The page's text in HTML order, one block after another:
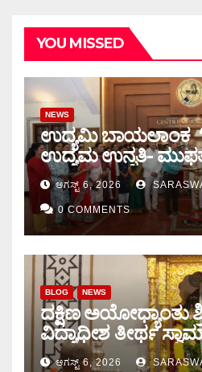
YOU MISSED
NEWS
ಉದ್ಯಮಿ ಬಾಯಲಾಂಕ
ಉದ್ಯಮ ಉನ್ನತಿ-
ಆಗಸ್ಟ್ 6, 2026
0 COMMENTS
BLOG NEWS
ದಕ್ಷಿಣ ಅಯೋಧ್ಯಾಂತು
ವಿದ್ಯಾಧೀಶ ತೀರ್ಥ
ಚಾತುರ್ಮಾಸ ಆರಂಭ
ಆಗಸ್ಟ್ 6, 2026